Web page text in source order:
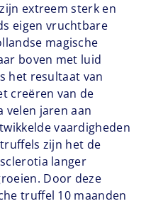
extreem sterk en
eigen vruchtbare
magische
boven met luid
het resultaat van
creëren van de
velen jaren aan
vaardigheden
zijn het de
langer
Door deze
truffel 10 maanden